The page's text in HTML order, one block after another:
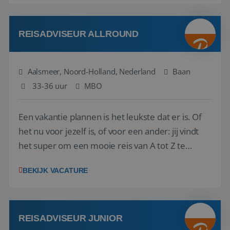
klanten te overtuigen om die droomreis te
boeken! ...
REISADVISEUR ALLROUND
Aalsmeer, Noord-Holland, Nederland
Baan
33-36 uur
MBO
Een vakantie plannen is het leukste dat er is. Of
het nu voor jezelf is, of voor een ander: jij vindt
het super om een mooie reis van A tot Z te
vakantiegangers de meest prachtige plekjes op
werken: of het nu gaat om vragen ...
BEKIJK VACATURE
REISADVISEUR JUNIOR